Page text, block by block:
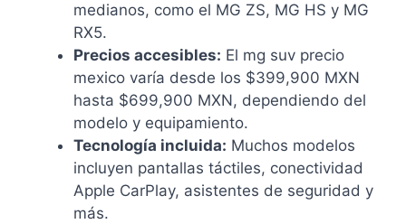
medianos, como el MG ZS, MG HS y MG
RX5.
Precios accesibles: El mg suv precio
mexico varía desde los $399,900 MXN
hasta $699,900 MXN, dependiendo del
modelo y equipamiento.
Tecnología incluida: Muchos modelos
incluyen pantallas táctiles, conectividad
Apple CarPlay, asistentes de seguridad y
más.